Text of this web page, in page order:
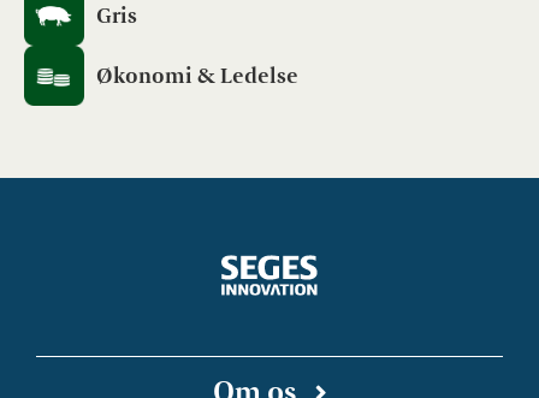
Gris
Økonomi & Ledelse